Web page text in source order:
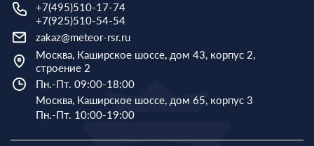
+7(495)510-17-74
+7(925)510-54-54
zakaz@meteor-rsr.ru
Москва, Каширское шоссе, дом 43, корпус 2,
строение 2
Пн.-Пт. 09:00-18:00
Москва, Каширское шоссе, дом 65, корпус 3
Пн.-Пт. 10:00-19:00